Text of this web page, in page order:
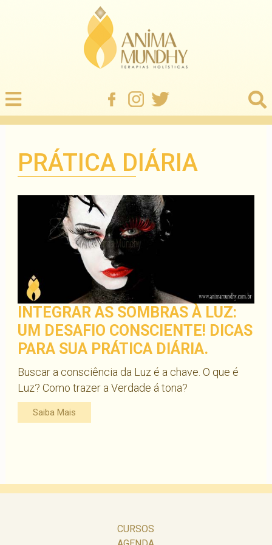
PRÁTICA DIÁRIA
INTEGRAR AS SOMBRAS À LUZ:
UM DESAFIO CONSCIENTE! DICAS
PARA SUA PRÁTICA DIÁRIA.
Buscar a consciência da Luz é a chave. O que é
Luz? Como trazer a Verdade á tona?
Saiba Mais
CURSOS